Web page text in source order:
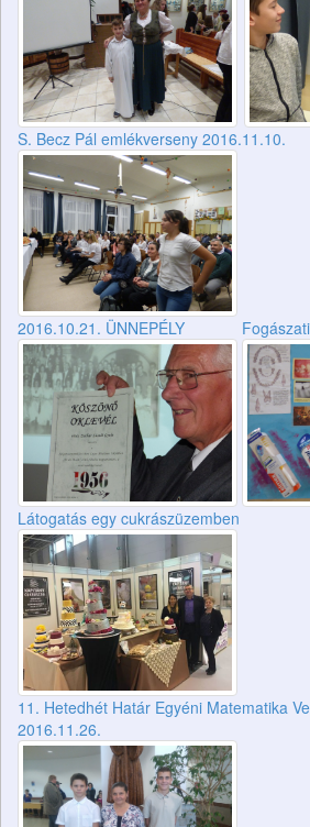
S. Becz Pál emlékverseny 2016.11.10.
2016.10.21. ÜNNEPÉLY
Látogatás egy cukrászüzemben
11. Hetedhét Határ Egyéni Matematika
2016.11.26.